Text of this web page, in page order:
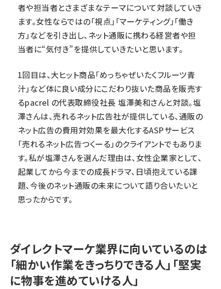
者や担当者とさまざまなテーマについて対談していき
ます。女性ならではの「視点」「マーケティング」「働き
方」などを引き出し、ネット通販に携わる経営者や担
当者に“気付き”を提供していきたいと思います。
1回目は、大ヒット商品「めっちゃぜいたくフルーツ青
汁」など体に良い成分にこだわり抜いた商品を販売す
るpacrel の代表取締役社長 塩澤美和さんと対談。塩
澤さんは、売れるネット広告社が提供している、通販の
ネット広告の費用対効果を最大化するASPサービス
「売れるネット広告つくーる」のクライアントでもありま
す。私が塩澤さんを選んだ理由は、女性企業家として、
起業してから今までの成長ドラマ、日頃抱えている課
題、今後のネット通販の未来について語り合いたいと
思ったからです。
ダイレクトマーケ業界に向いているのは
「細かい作業をきっちりできる人」「堅実
に物事を進めていける人」